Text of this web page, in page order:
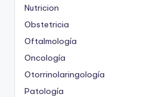
Nutricion
Obstetricia
Oftalmología
Oncología
Otorrinolaringología
Patología